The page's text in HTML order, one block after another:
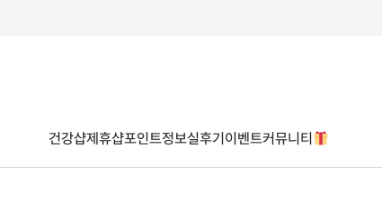
건강샵제휴샵포인트정보실후기이벤트커뮤니티